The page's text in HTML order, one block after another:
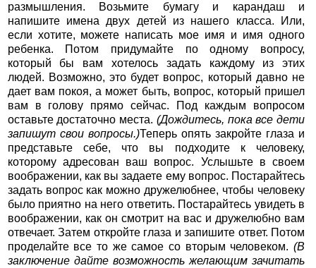
размышления. Возьмите бумагу и карандаш и
напишите имена двух детей из нашего класса. Или,
если хотите, можете написать мое имя и имя одного
ребенка. Потом придумайте по одному вопросу,
который бы вам хотелось задать каждому из этих
людей. Возможно, это будет вопрос, который давно не
дает вам покоя, а может быть, вопрос, который пришел
вам в голову прямо сейчас. Под каждым вопросом
оставьте достаточно места. (Дождитесь, пока все дети
запишут свои вопросы.)Теперь опять закройте глаза и
представьте себе, что вы подходите к человеку,
которому адресован ваш вопрос. Услышьте в своем
воображении, как вы задаете ему вопрос. Постарайтесь
задать вопрос как можно дружелюбнее, чтобы человеку
было приятно на него ответить. Постарайтесь увидеть в
воображении, как он смотрит на вас и дружелюбно вам
отвечает. Затем откройте глаза и запишите ответ. Потом
проделайте все то же самое со вторым человеком.(В
заключение дайте возможность желающим зачитать